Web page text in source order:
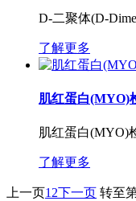
D-二聚体(D-
了解更多
肌红蛋白(MYO)
肌红蛋白(MYO)
了解更多
上一页1 2下一页 转至